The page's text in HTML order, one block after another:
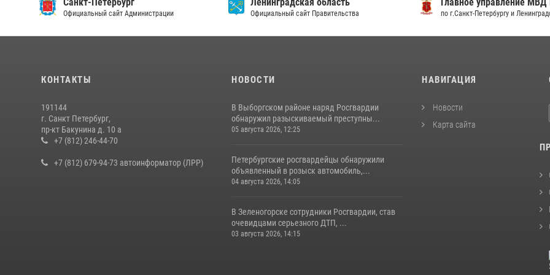
Официальный сайт Администрации Официальный сайт Правительства по г.Санкт-Петербургу и
КОНТАКТЫ
191144
г. Санкт Петербург,
пр-кт Бакунина д. 10 а
+7 (812) 246-44-70
+7 (812) 679-94-73 автоинформатор (ЛРР)
НОВОСТИ
В Выборгском районе наряд Росгвардии
обнаружил разыскиваемый преступны...
05 августа 2026, 12:25
Петербургские росгвардейцы обнаружили
объявленный в розыск автомобиль,...
04 августа 2026, 14:05
В Зеленогорске сотрудники Росгвардии, став
очевидцами серьезного ДТП, ...
03 августа 2026, 14:15
НАВИГАЦИЯ
Новости
Карта сайта